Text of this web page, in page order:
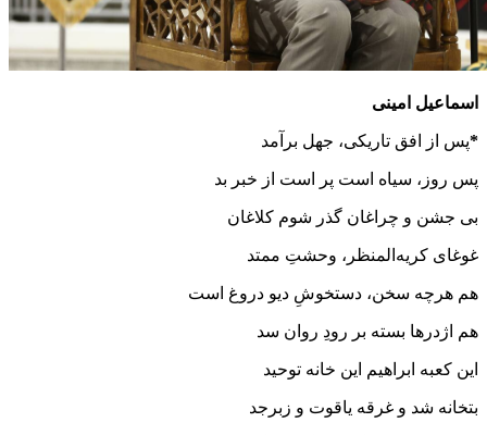
اسماعیل امینی
*پس از افق تاریکی، جهل برآمد
پس روز، سیاه است پر است از خبر بد
بی جشن و چراغان گذر شوم کلاغان
غوغای کریه‌المنظر، وحشتِ ممتد
هم هرچه سخن، دستخوشِ دیو دروغ است
هم اژدرها بسته بر رودِ روان سد
این کعبه ابراهیم این خانه توحید
بتخانه شد و غرقه یاقوت و زبرجد